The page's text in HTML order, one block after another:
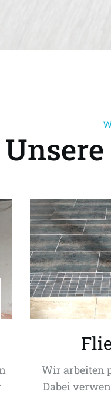
Wir arbeiten
Dabei